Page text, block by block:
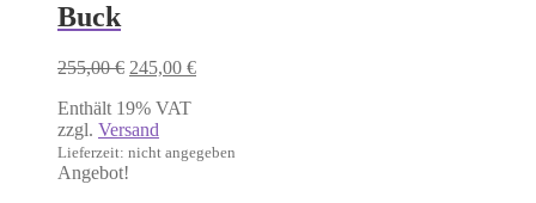
Buck
255,00€ Ursprünglicher
war:
255,00 €
245,00 €Aktueller
Enthält 19% VAT
zzgl. Versand
Lieferzeit: nicht angegeben
Angebot!